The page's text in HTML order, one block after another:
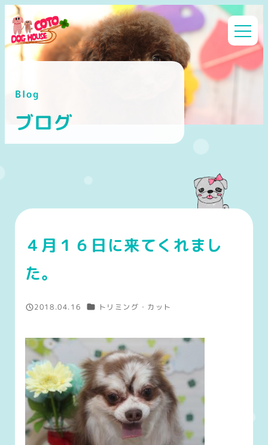
メ
イ
ン
へ
Blog
ブログ
４月１６日に来てくれまし
た。
投稿日
2018.04.16 カテゴリー
トリミング・カット